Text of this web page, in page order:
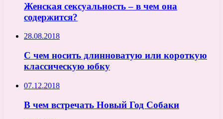
Женская сексуальность – в чем она
содержится?
28.08.2018
С чем носить длинноватую или короткую
классическую юбку
07.12.2018
В чем встречать Новый Год Собаки